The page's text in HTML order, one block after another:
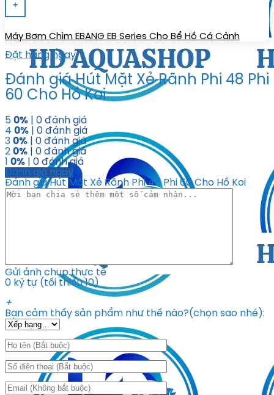
+
Máy Bơm Chìm EBANG EB Series Cho Bể Hồ Cá Cảnh
Đặt hàng ngay
Đánh giá Hút Mặt Xẻ Rãnh Phi 48 Phi
60 Cho Hồ Koi
5 0% | 0 đánh giá
4 0% | 0 đánh giá
3 0% | 0 đánh giá
2 0% | 0 đánh giá
1 0% | 0 đánh giá
Đánh giá ngay
Đánh giá Hút Mặt Xẻ Rãnh Phi 48 Phi 60 Cho Hồ Koi
Gửi ảnh chụp thực tế
0 ký tự (tối thiểu 10)
+
Bạn cảm thấy sản phẩm như thế nào?(chọn sao nhé):